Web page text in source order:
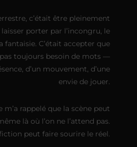
c’était être pleinement
laisser porter par l’incongru, le
fantaisie. C’était accepter que
pas toujours besoin de mots —
d’un mouvement, d’une
envie de jouer.
m’a rappelé que la scène peut
là où l’on ne l’attend pas.
peut faire sourire le réel.